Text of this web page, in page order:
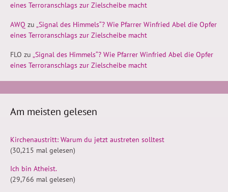
eines Terroranschlags zur Zielscheibe macht
AWQ zu „Signal des Himmels“? Wie Pfarrer Winfried Abel die Opfer
eines Terroranschlags zur Zielscheibe macht
FLO zu „Signal des Himmels“? Wie Pfarrer Winfried Abel die Opfer
eines Terroranschlags zur Zielscheibe macht
Am meisten gelesen
Kirchenaustritt: Warum du jetzt austreten solltest
(30,215 mal gelesen)
Ich bin Atheist.
(29,766 mal gelesen)